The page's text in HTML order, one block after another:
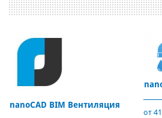
nanoCAD BIM Вентиляция
от